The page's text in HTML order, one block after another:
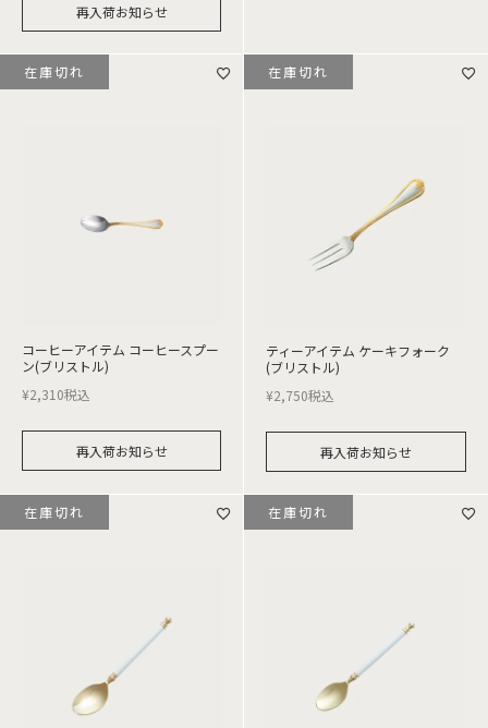
再入荷お知らせ
コーヒーアイテム コーヒースプー
ン(ブリストル)
¥2,310税込
再入荷お知らせ
在庫切れ
ティーアイテム ケーキフォーク
(ブリストル)
¥2,750税込
再入荷お知らせ
在庫切れ
在庫切れ 在庫切れ